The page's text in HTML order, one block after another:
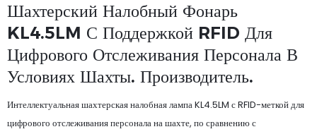
Шахтерский Налобный Фонарь
KL4.5LM С Поддержкой RFID Для
Цифрового Отслеживания Персонала В
Условиях Шахты. Производитель.
Интеллектуальная шахтерская налобная лампа KL4.5LM с RFID-меткой для
цифрового отслеживания персонала на шахте, по сравнению с